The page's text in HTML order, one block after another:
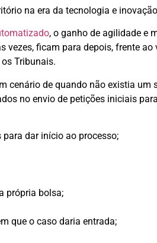
na era da tecnologia e
, o ganho de agilidade e
vezes, ficam para depois, frente ao
Tribunais.
cenário de quando não existia um
no envio de petições iniciais
dar início ao processo;
própria bolsa;
que o caso daria entrada;